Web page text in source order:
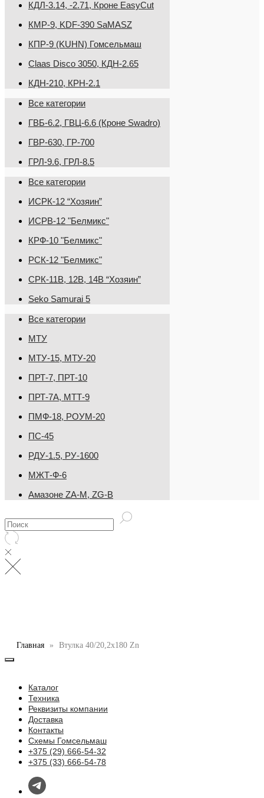
КДЛ-3.14, -2.71, Кроне EasyCut
КМР-9, KDF-390 SaMASZ
КПР-9 (KUHN) Гомсельмаш
Claas Disco 3050, КДН-2.65
КДН-210, КРН-2.1
Все категории
ГВБ-6.2, ГВЦ-6.6 (Кроне Swadro)
ГВР-630, ГР-700
ГРЛ-9.6, ГРЛ-8.5
Все категории
ИСРК-12 “Хозяин”
ИСРВ-12 "Белмикс"
КРФ-10 "Белмикс"
РСК-12 "Белмикс"
СРК-11В, 12В, 14В “Хозяин”
Seko Samurai 5
Все категории
МТУ
МТУ-15, МТУ-20
ПРТ-7, ПРТ-10
ПРТ-7А, МТТ-9
ПМФ-18, РОУМ-20
ПС-45
РДУ-1.5, РУ-1600
МЖТ-Ф-6
Амазоне ZA-M, ZG-B
Главная Втулка 40/20,2x180 Zn
Каталог
Техника
Реквизиты компании
Доставка
Контакты
Схемы Гомсельмаш
+375 (29) 666-54-32
+375 (33) 666-54-78